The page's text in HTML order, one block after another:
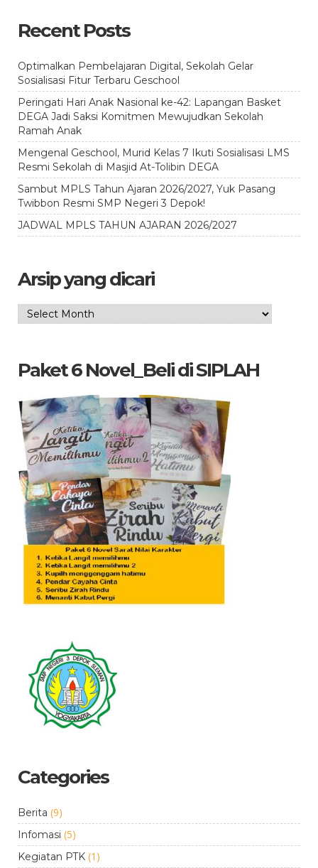
Recent Posts
Optimalkan Pembelajaran Digital, Sekolah Gelar
Sosialisasi Fitur Terbaru Geschool
Peringati Hari Anak Nasional ke-42: Lapangan Basket
DEGA Jadi Saksi Komitmen Mewujudkan Sekolah
Ramah Anak
Mengenal Geschool, Murid Kelas 7 Ikuti Sosialisasi LMS
Resmi Sekolah di Masjid At-Tolibin DEGA
Sambut MPLS Tahun Ajaran 2026/2027, Yuk Pasang
Twibbon Resmi SMP Negeri 3 Depok!
JADWAL MPLS TAHUN AJARAN 2026/2027
Arsip yang dicari
Arsip
Paket 6 Novel_Beli di SIPLAH
Categories
Berita (9)
Infomasi (5)
Kegiatan PTK (1)